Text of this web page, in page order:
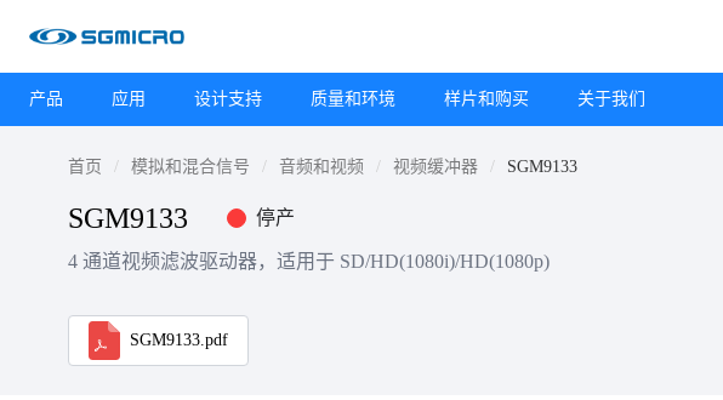
产品 应用 设计支持 质量和环境 样片和购买 关于我们
首页 模拟和混合信号 音频和视频 视频缓冲器 SGM9133
SGM9133 停产
4 通道视频滤波驱动器，适用于 SD/HD(1080i)/HD(1080p)
SGM9133.pdf